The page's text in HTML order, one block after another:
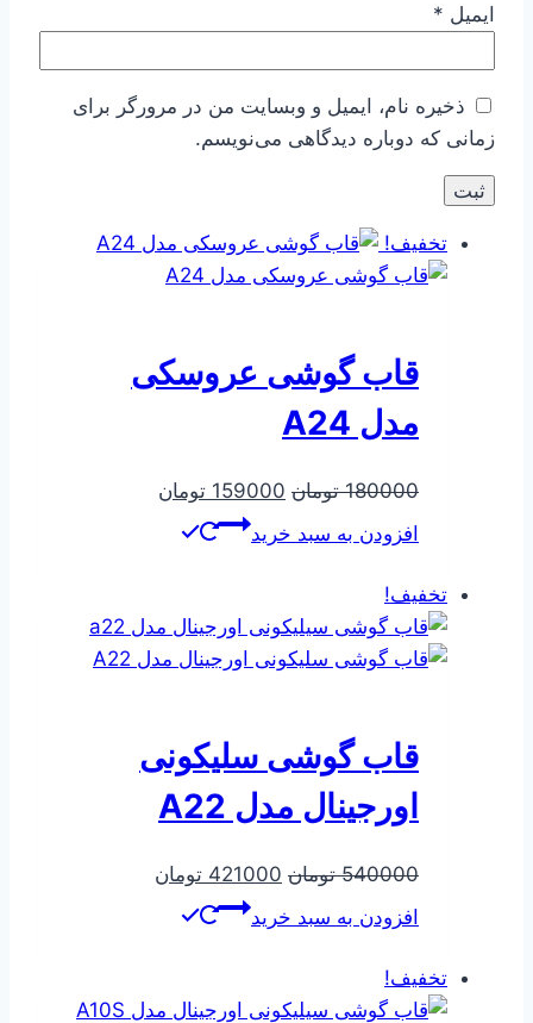
ایمیل *
ذخیره نام، ایمیل و وبسایت من در مرورگر برای
زمانی که دوباره دیدگاهی می‌نویسم.
تخفیف!
قاب گوشی عروسکی
مدل A24
180000 تومان قیمت
اصلی
159000 تومان
افزودن به سبد خرید
تخفیف!
قاب گوشی سلیکونی
اورجینال مدل A22
540000 تومان قیمت
اصلی
421000 تومان
افزودن به سبد خرید
تخفیف!